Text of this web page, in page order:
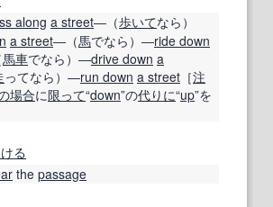
along a street―（歩いてなら）
a street―（馬でなら）―ride down
馬車でなら）―drive down a
ってなら）―run down a street ［注
場合に限って“down”の代りに“up”を
る
the passage